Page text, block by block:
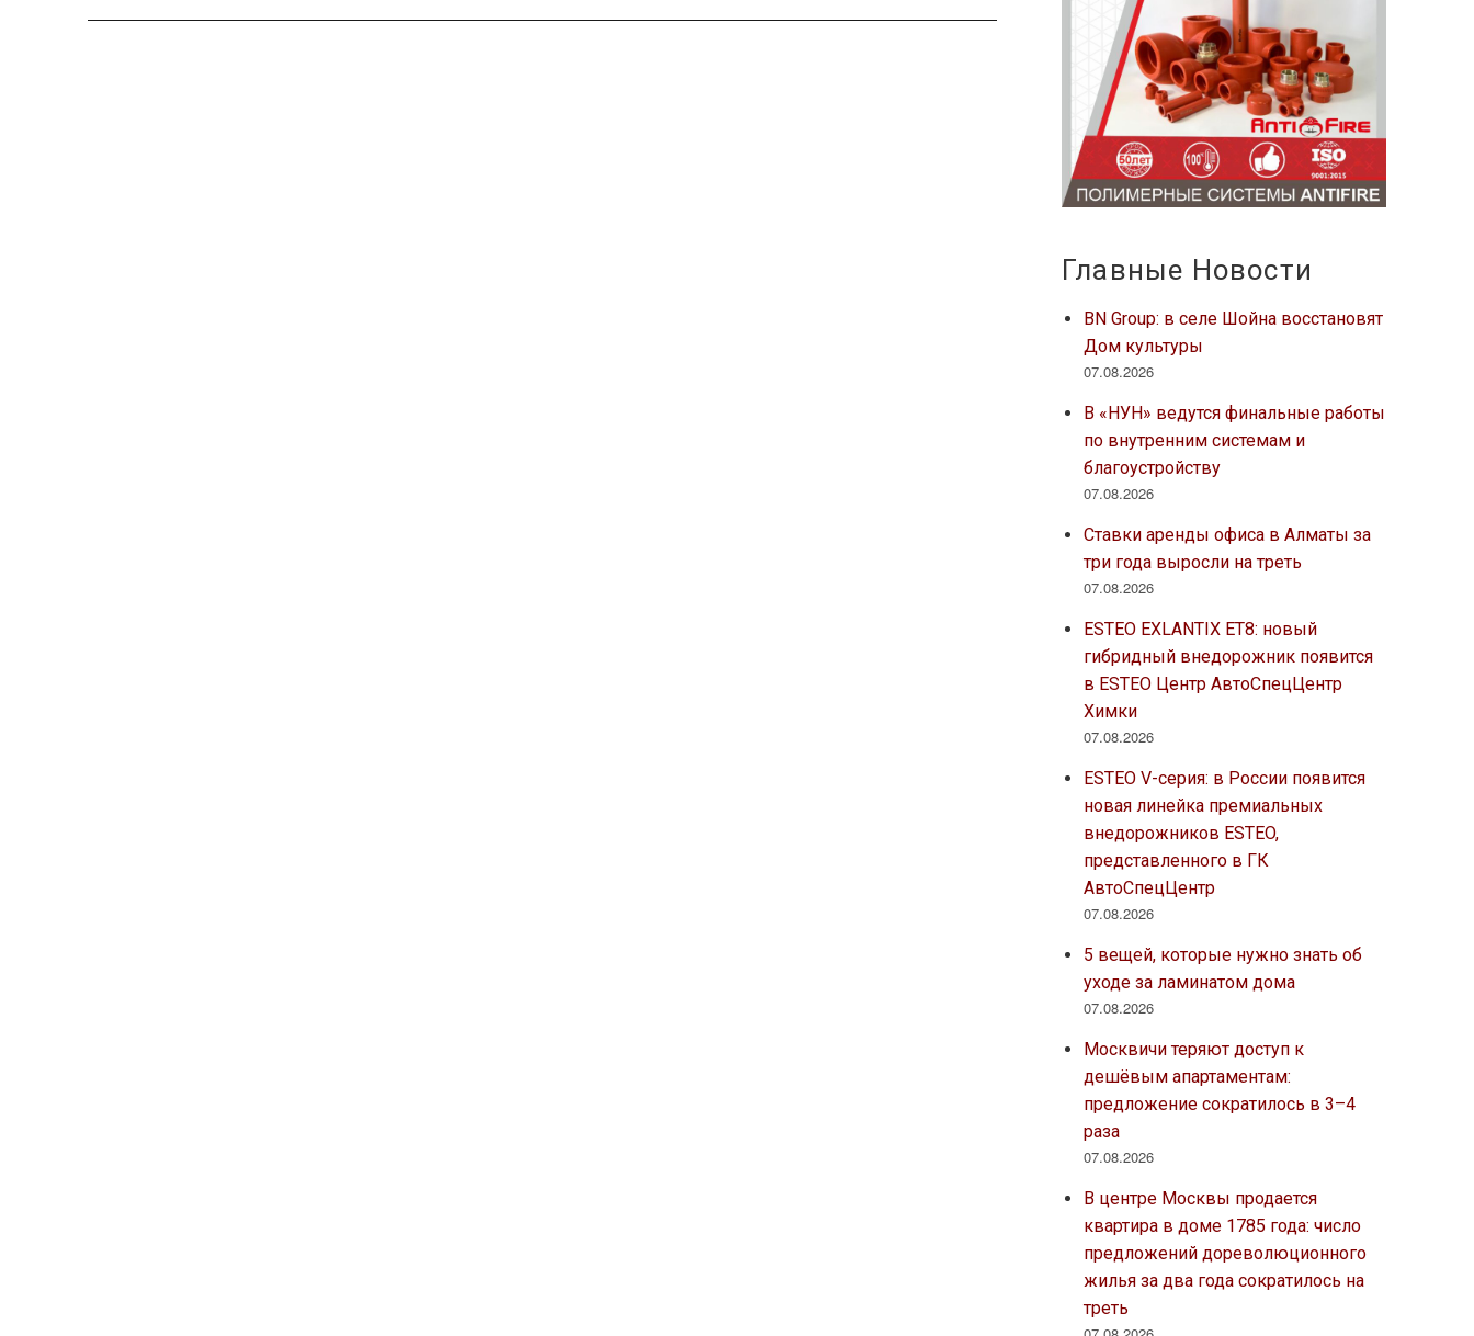
Главные Новости
BN Group: в селе Шойна восстановят
Дом культуры
07.08.2026
В «НУН» ведутся финальные работы
по внутренним системам и
благоустройству
07.08.2026
Ставки аренды офиса в Алматы за
три года выросли на треть
07.08.2026
ESTEO EXLANTIX ET8: новый
гибридный внедорожник появится
в ESTEO Центр АвтоСпецЦентр
Химки
07.08.2026
ESTEO V-серия: в России появится
новая линейка премиальных
внедорожников ESTEO,
представленного в ГК
АвтоСпецЦентр
07.08.2026
5 вещей, которые нужно знать об
уходе за ламинатом дома
07.08.2026
Москвичи теряют доступ к
дешёвым апартаментам:
предложение сократилось в 3–4
раза
07.08.2026
В центре Москвы продается
квартира в доме 1785 года: число
предложений дореволюционного
жилья за два года сократилось на
треть